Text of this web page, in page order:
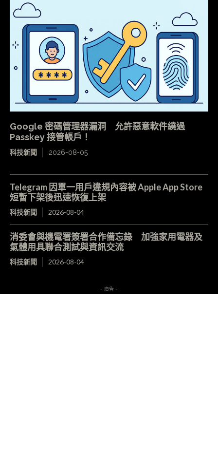
Google 密碼管理器漏洞 允許惡意軟件繞過
Passkey 接管帳戶！
科技新聞 2026-08-05
Telegram 因單一用戶違規內容被 Apple App Store
短暫下架後迅速恢復上架
科技新聞 2026-08-04
消委會與機電署簽署合作備忘錄 加強家用電器及
氣體用具聯合測試與資訊交流
科技新聞 2026-08-04
- 廣告 -